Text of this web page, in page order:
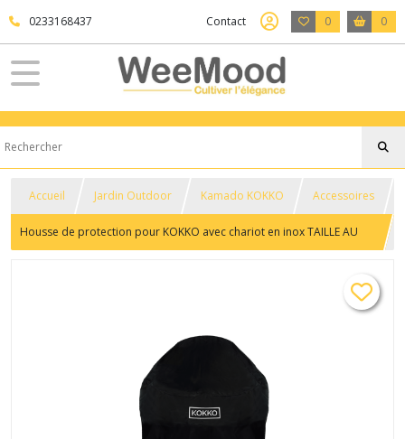
0233168437 Contact 0 0
Accueil Jardin Outdoor Kamado KOKKO Accessoires
Housse de protection pour KOKKO avec chariot en inox TAILLE AU